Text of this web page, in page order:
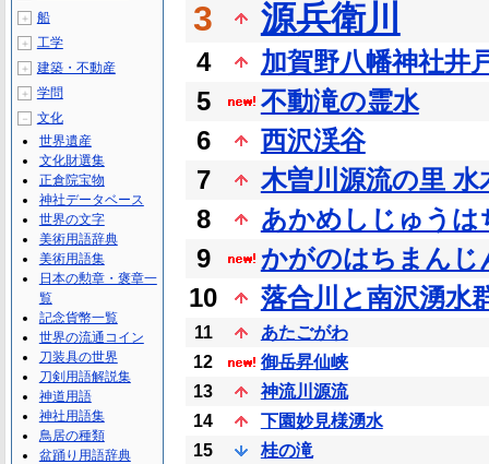
3
源兵衛川
4
加賀野八幡神社井
5
不動滝の霊水
6
西沢渓谷
7
木曽川源流の里 水
8
あかめしじゅうは
9
かがのはちまんじ
10
落合川と南沢湧水
11
あたごがわ
12
御岳昇仙峡
13
神流川源流
14
下園妙見様湧水
15
桂の滝
＋ 船
＋ 工学
＋ 建築・不動産
＋ 学問
－
文化
世界遺産
文化財選集
正倉院宝物
神社データベース
世界の文字
美術用語辞典
美術用語集
日本の勲章・褒章一
覧
記念貨幣一覧
世界の流通コイン
刀装具の世界
刀剣用語解説集
神道用語
神社用語集
鳥居の種類
盆踊り用語辞典